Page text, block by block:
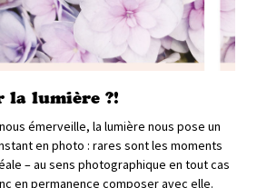
la lumière ?!
émerveille, la lumière nous pose un
en photo : rares sont les moments
– au sens photographique en tout cas
en permanence composer avec elle.